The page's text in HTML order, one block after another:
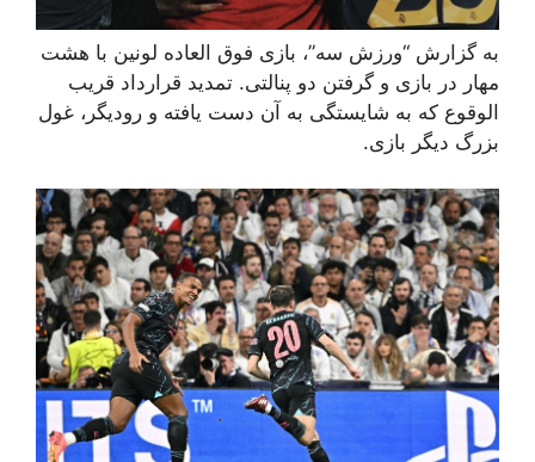
به گزارش “ورزش سه”، بازی فوق العاده لونین با هشت
مهار در بازی و گرفتن دو پنالتی. تمدید قرارداد قریب
الوقوع که به شایستگی به آن دست یافته و رودیگر، غول
بزرگ دیگر بازی.